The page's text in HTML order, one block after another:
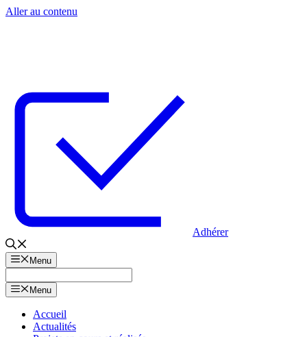
Aller au contenu
Adhérer
Menu
Menu
Accueil
Actualités